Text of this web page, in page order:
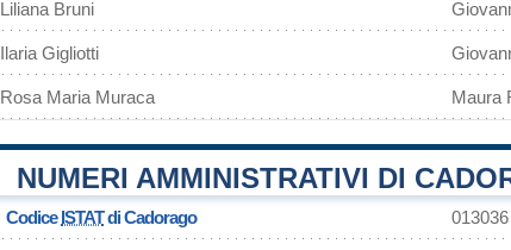
Liliana Bruni
Ilaria Gigliotti
Rosa Maria Muraca Maura
NUMERI AMMINISTRATIVI DI
CodiceISTATdi Cadorago 013036